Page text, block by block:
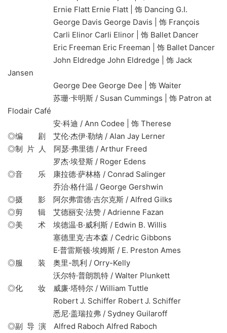
Ernie Flatt Ernie Flatt | 饰 Dancing G.I.
George Davis George Davis | 饰 François
Carli Elinor Carli Elinor | 饰 Ballet Dancer
Eric Freeman Eric Freeman | 饰 Ballet Dancer
John Eldredge John Eldredge | 饰 Jack
Jansen
George Dee George Dee | 饰 Waiter
苏珊·卡明斯 / Susan Cummings | 饰 Patron at
Flodair Café
安·科迪 / Ann Codee | 饰 Therese
◎编 剧 艾伦·杰伊·勒纳 / Alan Jay Lerner
◎制 片 人 阿瑟·弗里德 / Arthur Freed
罗杰·埃登斯 / Roger Edens
◎音 乐 康拉德·萨林格 / Conrad Salinger
乔治·格什温 / George Gershwin
◎摄 影 阿尔弗雷德·吉尔克斯 / Alfred Gilks
◎剪 辑 艾德丽安·法赞 / Adrienne Fazan
◎美 术 埃德温·B·威利斯 / Edwin B. Willis
塞德里克·吉本森 / Cedric Gibbons
E·普雷斯顿·埃姆斯 / E. Preston Ames
◎服 装 奥里-凯利 / Orry-Kelly
沃尔特·普朗凯特 / Walter Plunkett
◎化 妆 威廉·塔特尔 / William Tuttle
Robert J. Schiffer Robert J. Schiffer
悉尼·盖瑞拉弗 / Sydney Guilaroff
◎副 导 演 Alfred Raboch Alfred Raboch